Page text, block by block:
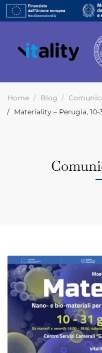
Home Blog
Materiality – Perugia, 10-